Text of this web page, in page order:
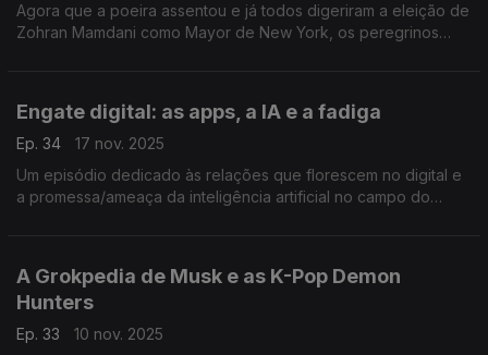
Agora que a poeira assentou e já todos digeriram a eleição de
Zohran Mamdani como Mayor de New York, os peregrinos
Engate digital: as apps, a IA e a fadiga
Ep. 34
17 nov. 2025
Um episódio dedicado às relações que florescem no digital e
a promessa/ameaça da inteligência artificial no campo do
A Grokpedia de Musk e as K-Pop Demon
Hunters
Ep. 33
10 nov. 2025